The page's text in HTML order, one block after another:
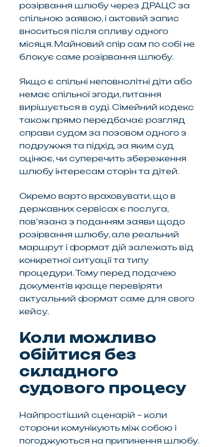
розірвання шлюбу через ДРАЦС за
спільною заявою, і актовий запис
вноситься після спливу одного
місяця. Майновий спір сам по собі не
блокує саме розірвання шлюбу.
Якщо є спільні неповнолітні діти або
немає спільної згоди, питання
вирішується в суді. Сімейний кодекс
також прямо передбачає розгляд
справи судом за позовом одного з
подружжя та підхід, за яким суд
оцінює, чи суперечить збереження
шлюбу інтересам сторін та дітей.
Окремо варто враховувати, що в
державних сервісах є послуга,
пов’язана з поданням заяви щодо
розірвання шлюбу, але реальний
маршрут і формат дій залежать від
конкретної ситуації та типу
процедури. Тому перед подачею
документів краще перевіряти
актуальний формат саме для свого
кейсу.
Коли можливо
обійтися без
складного
судового процесу
Найпростіший сценарій – коли
сторони комунікують між собою і
погоджуються на припинення шлюбу.